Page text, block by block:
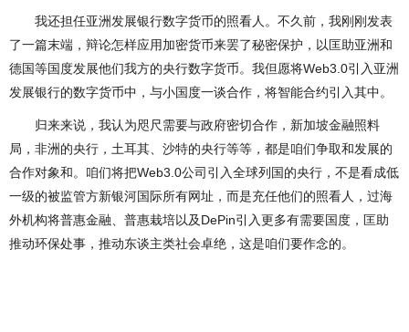
我还担任亚洲发展银行数字货币的照看人。不久前，我刚刚发表
了一篇末端，辩论怎样应用加密货币来罢了秘密保护，以匡助亚洲和
德国等国度发展他们我方的央行数字货币。我但愿将Web3.0引入亚洲
发展银行的数字货币中，与小国度一谈合作，将智能合约引入其中。
归来来说，我认为咫尺需要与政府密切合作，新加坡金融照料
局，非洲的央行，土耳其、沙特的央行等等，都是咱们争取和发展的
合作对象和。咱们将把Web3.0公司引入全球列国的央行，不是看成低
一级的被监管方新银河国际所有网址，而是充任他们的照看人，过海
外机构将普惠金融、普惠栽培以及DePin引入更多有需要国度，匡助
推动环保处事，推动东谈主类社会卓绝，这是咱们要作念的。